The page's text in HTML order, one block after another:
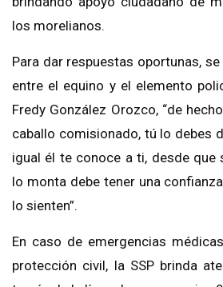
los morelianos.
Para dar respuestas oportunas,
entre el equino y el elemento
Fredy González Orozco, “de
caballo comisionado, tú lo debes
igual él te conoce a ti, desde que
lo monta debe tener una
lo sienten”.
En caso de emergencias
protección civil, la SSP brinda